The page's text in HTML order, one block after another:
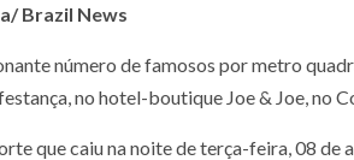
Brazil News
número de famosos por metro
no hotel-boutique Joe & Joe, no
que caiu na noite de terça-feira, 08 de